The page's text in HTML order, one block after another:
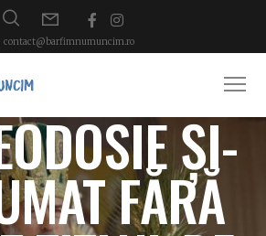
contact@barfimnumuncim.ro
ȘI-
FĂRĂ